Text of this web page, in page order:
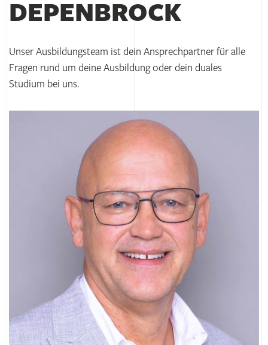
Lehrjahr: 1.650 €
Kaufmännische und technische Ausbildung
Lehrjahr: 1.080 €
Lehrjahr: 1.200 €
DEPENBROCK wird niemand erfahren, dass du dich bei
uns beworben hast. Natürlich sorgen wir dafür, dass
genau eingehalten werden.
DEPENBROCK
Unser Ausbildungsteam ist dein Ansprechpartner für alle
Fragen rund um deine Ausbildung oder dein duales
Studium bei uns.